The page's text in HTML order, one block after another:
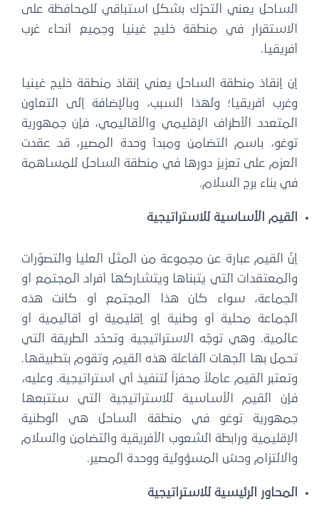
الساحل يعني التحرّك بشكل استباقي للمحافظة على
الاستقرار في منطقة خليج غينيا وجميع أنحاء غرب
أفريقيا.
إن إنقاذ منطقة الساحل يعني إنقاذ منطقة خليج غينيا
وغرب أفريقيا؛ ولهذا السبب، وبالإضافة إلى التعاون
المتعدد الأطراف الإقليمي والأقاليمي، فإن جمهورية
توغو، باسم التضامن ومبدأ وحدة المصير، قد عقدت
العزم على تعزيز دورها في منطقة الساحل للمساهمة
في بناء برج السلام.
القيم الأساسية للاستراتيجية
إنّ القيم عبارة عن مجموعة من المثل العليا والتصوّرات
والمعتقدات التي يتبناها ويتشاركها أفراد المجتمع أو
الجماعة، سواء كان هذا المجتمع أو كانت هذه
الجماعة محلية أو وطنية إو إقليمية أو أقاليمية أو
عالمية. وهي توجّه الاستراتيجية وتحدّد الطريقة التي
تحمل بها الجهات الفاعلة هذه القيم وتقوم بتطبيقها.
وتعتبر القيم عاملاً محفزاً لتنفيذ أي استراتيجية. وعليه،
فإن القيم الأساسية للاستراتيجية التي ستتبعها
جمهورية توغو في منطقة الساحل هي الوطنية
الإقليمية ورابطة الشعوب الأفريقية والتضامن والسلام
والالتزام وحسّ المسؤولية ووحدة المصير.
المحاور الرئيسية للاستراتيجية